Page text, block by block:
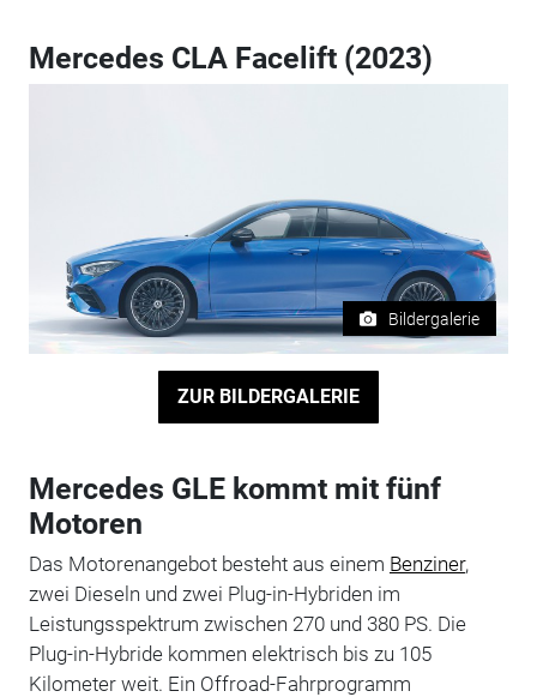
Mercedes CLA Facelift (2023)
Bildergalerie
ZUR BILDERGALERIE
Mercedes GLE kommt mit fünf
Motoren
Das Motorenangebot besteht aus einem Benziner,
zwei Dieseln und zwei Plug-in-Hybriden im
Leistungsspektrum zwischen 270 und 380 PS. Die
Plug-in-Hybride kommen elektrisch bis zu 105
Kilometer weit. Ein Offroad-Fahrprogramm